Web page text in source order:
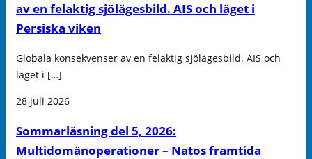
av en felaktig sjölägesbild. AIS och läget i
Persiska viken
Globala konsekvenser av en felaktig sjölägesbild. AIS och
läget i […]
28 juli 2026
Sommarläsning del 5, 2026:
Multidomänoperationer – Natos framtida